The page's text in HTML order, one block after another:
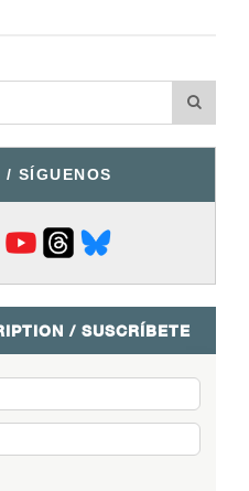
SÍGUENOS
/ SUSCRÍBETE